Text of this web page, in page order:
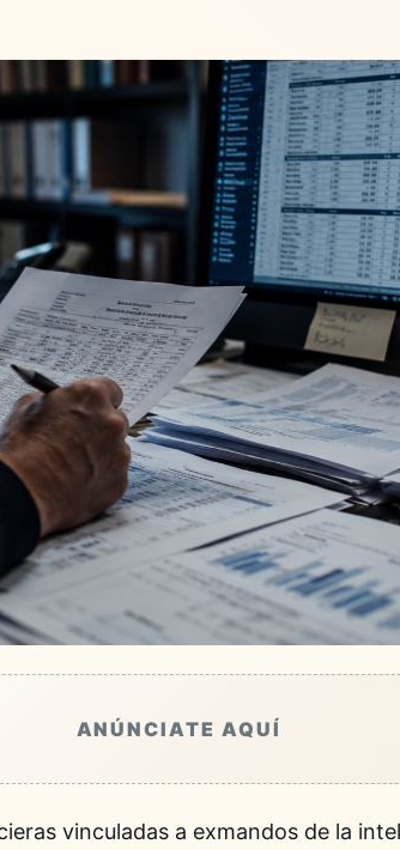
ANÚNCIATE AQUÍ
vinculadas a exmandos de la